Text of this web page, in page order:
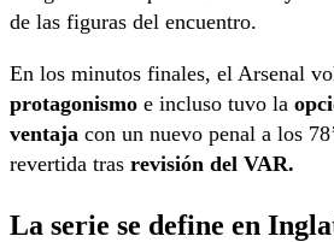
de las figuras del encuentro.
En los minutos finales, el Arsenal
protagonismo e incluso tuvo la
ventaja con un nuevo penal a los
revertida tras revisión del VAR.
La serie se define en